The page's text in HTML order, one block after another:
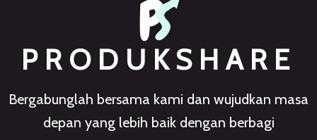
PRODUKSHARE
Bergabunglah bersama kami dan wujudkan masa
depan yang lebih baik dengan berbagi